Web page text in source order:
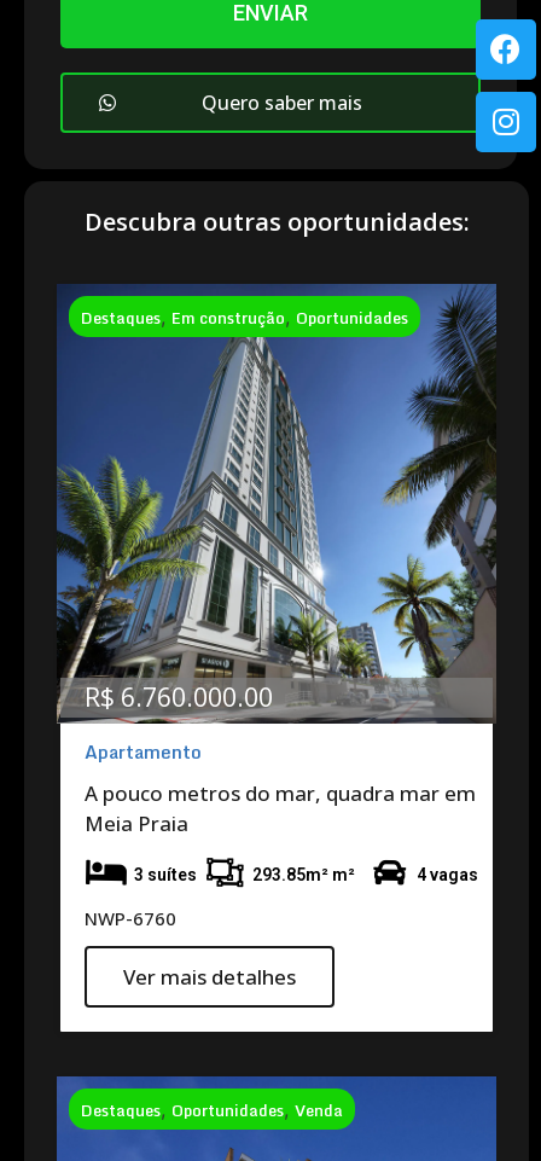
ENVIAR
Quero saber mais
Descubra outras oportunidades:
Destaques, Em construção, Oportunidades
R$ 6.760.000.00
Apartamento
A pouco metros do mar, quadra mar em
Meia Praia
3 suítes 293.85m² m² 4 vagas
NWP-6760
Ver mais detalhes
Destaques, Oportunidades, Venda